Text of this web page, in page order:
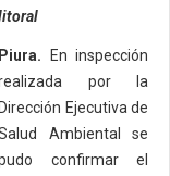
Piura. En inspección
por la
Dirección Ejecutiva de
Ambiental se
confirmar el